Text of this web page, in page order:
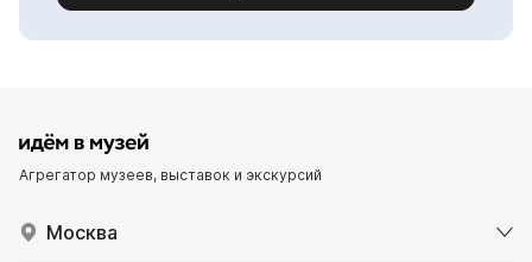
Агрегатор музеев, выставок и экскурсий
Москва